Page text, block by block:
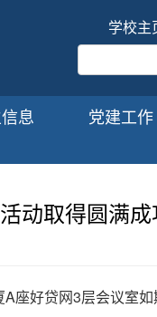
学校主
息 党建工作
动取得圆满
座好贷网3层会议室如